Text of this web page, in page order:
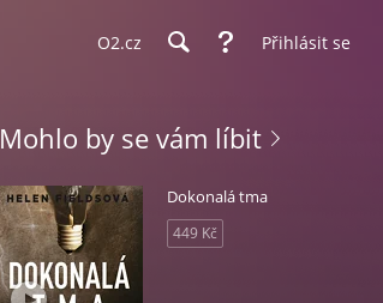
O2.cz Přihlásit se
Mohlo by se vám líbit
Dokonalá tma
449 Kč